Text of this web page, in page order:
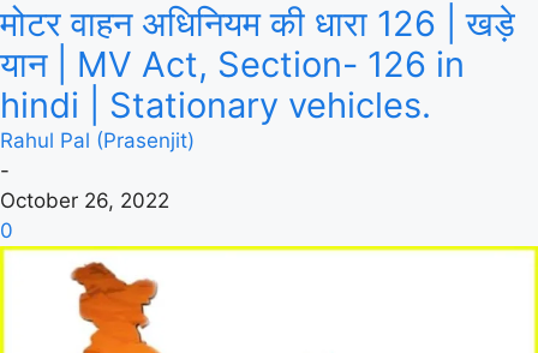
मोटर वाहन अधिनियम की धारा 126 | खड़े
यान | MV Act, Section- 126 in
hindi | Stationary vehicles.
Rahul Pal (Prasenjit)
-
October 26, 2022
0